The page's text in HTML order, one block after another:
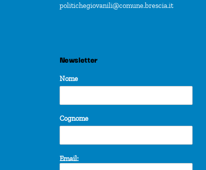
politichegiovanili@comune.brescia.it
Newsletter
Nome
Cognome
Email: